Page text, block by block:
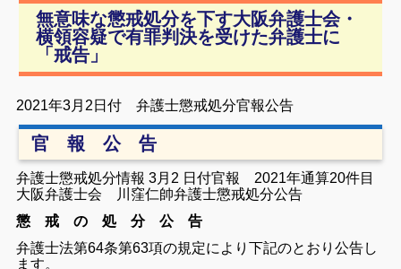
無意味な懲戒処分を下す大阪弁護士会・
横領容疑で有罪判決を受けた弁護士に
「戒告」
2021年3月2日付 弁護士懲戒処分官報公告
官 報 公 告
弁護士懲戒処分情報 3月2 日付官報 2021年通算20件目
大阪弁護士会 川窪仁帥弁護士懲戒処分公告
懲 戒 の 処 分 公 告
弁護士法第64条第63項の規定により下記のとおり公告し
ます。